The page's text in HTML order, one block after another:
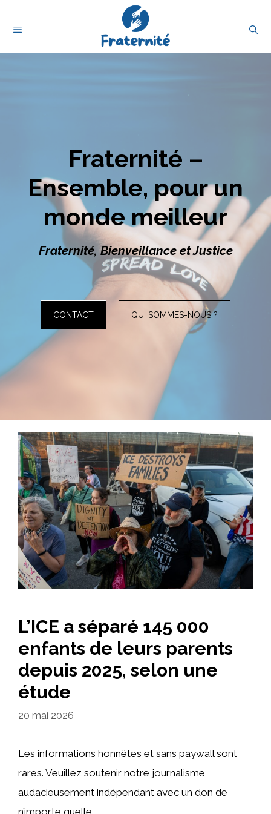
MENU
Fraternité –
Ensemble, pour un
monde meilleur
Fraternité, Bienveillance et Justice
CONTACT QUI SOMMES-NOUS ?
L’ICE a séparé 145 000
enfants de leurs parents
depuis 2025, selon une
étude
20 mai 2026
Les informations honnêtes et sans paywall sont
rares. Veuillez soutenir notre journalisme
audacieusement indépendant avec un don de